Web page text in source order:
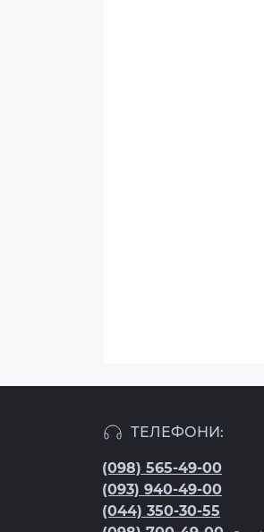
ТЕЛЕФОНИ:
(098) 565-49-00
(093) 940-49-00
(044) 350-30-55